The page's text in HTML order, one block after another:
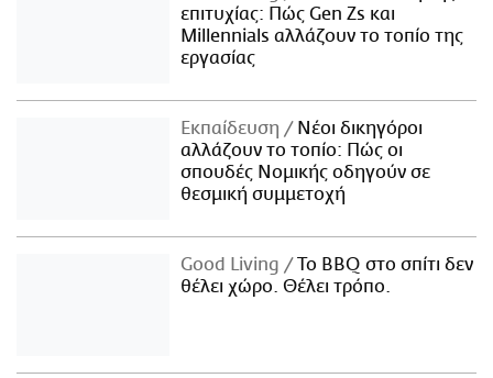
επιτυχίας: Πώς Gen Zs και
Millennials αλλάζουν το τοπίο της
εργασίας
Εκπαίδευση
Νέοι δικηγόροι
αλλάζουν το τοπίο: Πώς οι
σπουδές Νομικής οδηγούν σε
θεσμική συμμετοχή
Good Living
Το BBQ στο σπίτι δεν
θέλει χώρο. Θέλει τρόπο.